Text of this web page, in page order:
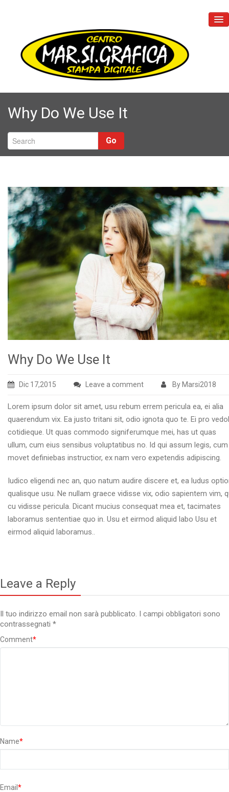
Home
Chi Siamo
Prodotti
PETPATCH
Why Do We Use It
Go
Why Do We Use It
Dic 17,2015 Leave a comment By Marsi2018
Lorem ipsum dolor sit amet, usu rebum errem pericula ea, ei alia
quaerendum vix. Ea justo tritani sit, odio ignota quo te. Ei pro
cotidieque. Ut quas commodo signiferumque mei, has ut quas
ullum, cum eius sensibus voluptatibus no. Id qui assum legis,
movet definiebas instructior, ex nam vero expetendis adipiscing.
Iudico eligendi nec an, quo natum audire discere et, ea ludus
qualisque usu. Ne nullam graece vidisse vix, odio sapientem vim,
cu vidisse pericula. Dicant mucius consequat mea et, tacimates
laboramus sententiae quo in. Usu et eirmod aliquid labo Usu et
eirmod aliquid laboramus..
Leave a Reply
Il tuo indirizzo email non sarà pubblicato. I campi obbligatori sono
contrassegnati *
Comment*
Name*
Email *